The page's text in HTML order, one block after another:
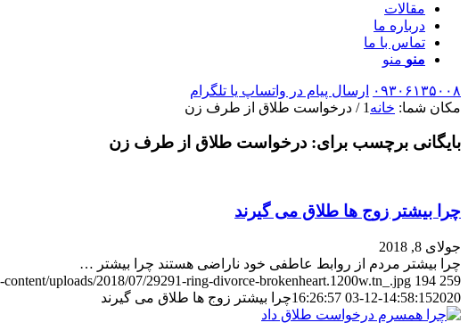
مقالات
درباره ما
تماس با ما
منو منو
۰۹۳۰۶۱۳۵۰۰۸
ارسال پیام در واتساپ یا تلگرام
مکان شما: خانه 1
/ درخواست طلاق از طرف زن
بایگانی برچسب برای: درخواست طلاق از طرف زن
چرا بیشتر زوج ها طلاق می گیرند
جولای 8, 2018
چرا بیشتر مردم از روابط عاطفی خود ناراضی هستند چرا بیشتر …
uploads/2018/07/29291-ring-divorce-brokenheart.1200w.tn_.jpg 194 259
14:58:152020-12-03 16:26:57 چرا بیشتر زوج ها طلاق می گیرند